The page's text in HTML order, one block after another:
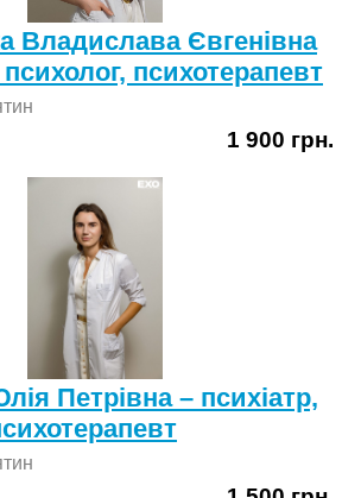
Владислава Євгенівна
психолог, психотерапевт
1 900 грн.
Петрівна – психіатр,